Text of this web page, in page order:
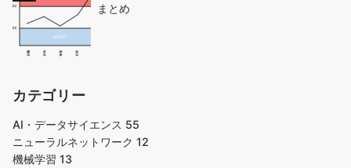
まとめ
カテゴリー
AI・データサイエンス 55
ニューラルネットワーク 12
機械学習 13